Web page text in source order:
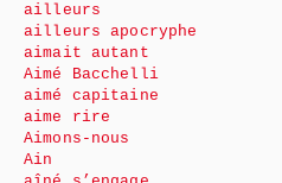
ailleurs
ailleurs apocryphe
aimait autant
Aimé Bacchelli
aimé capitaine
aime rire
Aimons-nous
Ain